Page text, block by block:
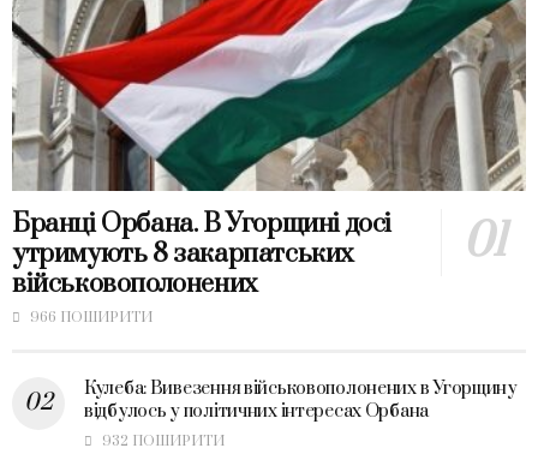
Бранці Орбана. В Угорщині досі
утримують 8 закарпатських
військовополонених
966 ПОШИРИТИ
Кулеба: Вивезення військовополонених в Угорщину
відбулось у політичних інтересах Орбана
932 ПОШИРИТИ